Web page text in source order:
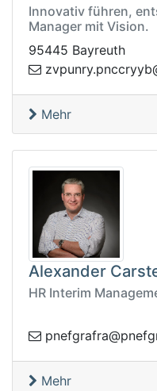
Innovativ führen,
Manager mit Vision.
95445 Bayreuth
Mehr
Alexander
HR Interim
av-
Mehr